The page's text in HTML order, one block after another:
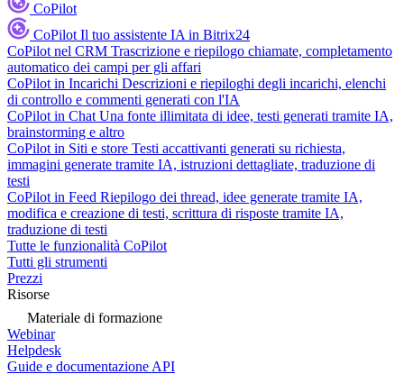
CoPilot
CoPilot Il tuo assistente IA in Bitrix24
CoPilot nel CRM Trascrizione e riepilogo chiamate, completamento
automatico dei campi per gli affari
CoPilot in Incarichi Descrizioni e riepiloghi degli incarichi, elenchi
di controllo e commenti generati con l'IA
CoPilot in Chat Una fonte illimitata di idee, testi generati tramite IA,
brainstorming e altro
CoPilot in Siti e store Testi accattivanti generati su richiesta,
immagini generate tramite IA, istruzioni dettagliate, traduzione di
testi
CoPilot in Feed Riepilogo dei thread, idee generate tramite IA,
modifica e creazione di testi, scrittura di risposte tramite IA,
traduzione di testi
Tutte le funzionalità CoPilot
Tutti gli strumenti
Prezzi
Risorse
Materiale di formazione
Webinar
Helpdesk
Guide e documentazione API